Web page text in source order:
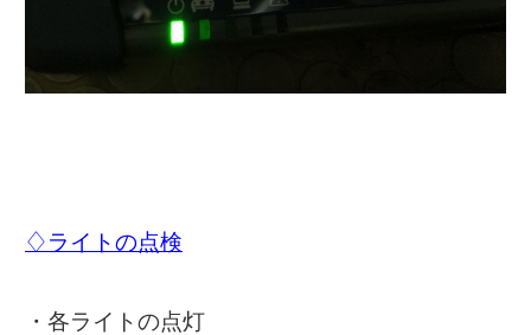
♢ライトの点検
・各ライトの点灯